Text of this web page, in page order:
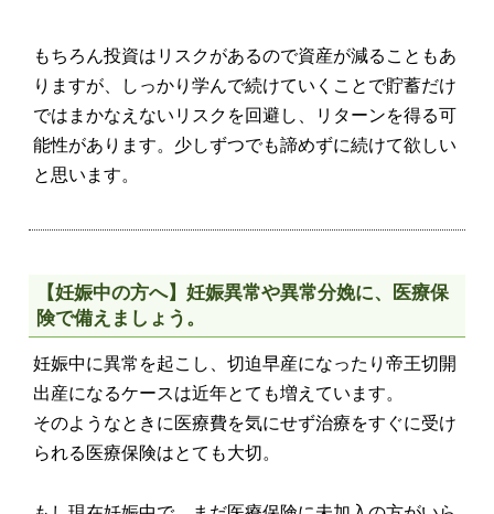
もちろん投資はリスクがあるので資産が減ることもあ
りますが、しっかり学んで続けていくことで貯蓄だけ
ではまかなえないリスクを回避し、リターンを得る可
能性があります。少しずつでも諦めずに続けて欲しい
と思います。
【妊娠中の方へ】妊娠異常や異常分娩に、医療保
険で備えましょう。
妊娠中に異常を起こし、切迫早産になったり帝王切開
出産になるケースは近年とても増えています。
そのようなときに医療費を気にせず治療をすぐに受け
られる医療保険はとても大切。